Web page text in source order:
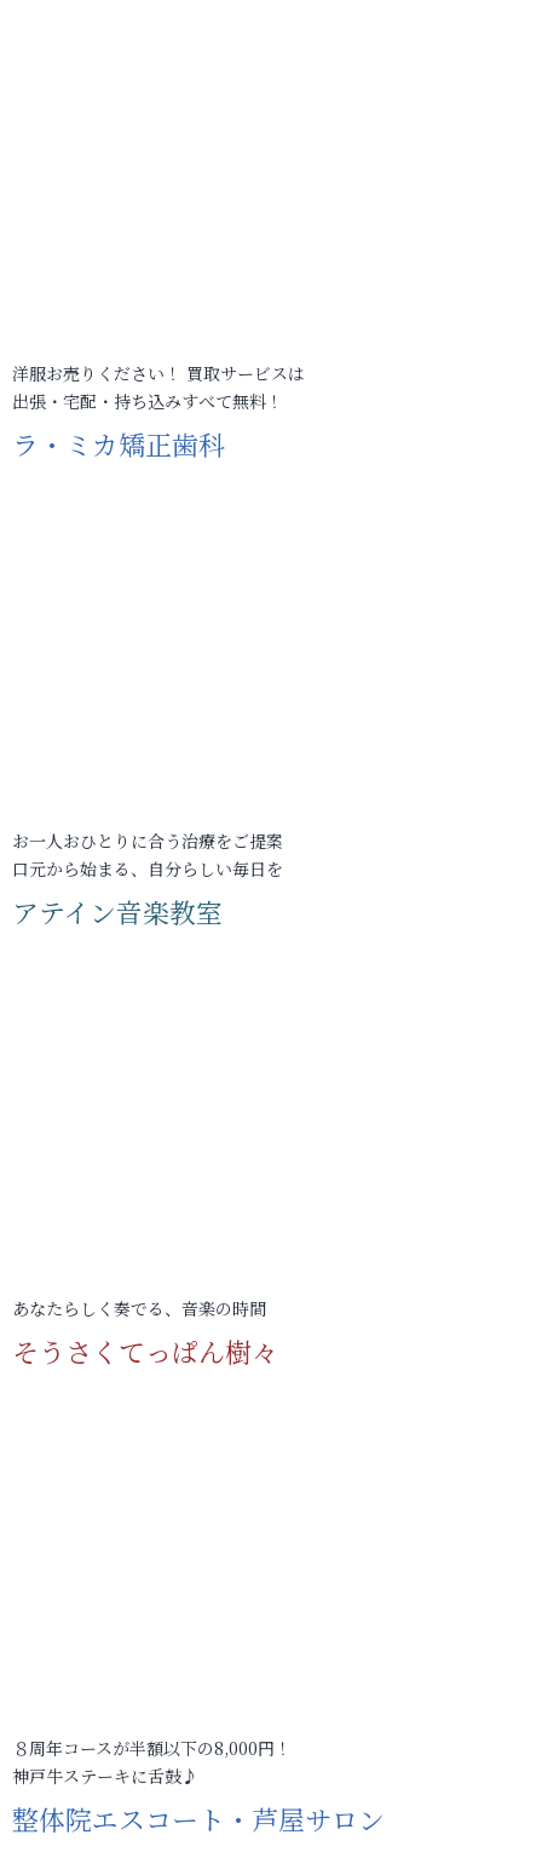
洋服お売りください！ 買取サービスは
出張・宅配・持ち込みすべて無料！
ラ・ミカ矯正歯科
お一人おひとりに合う治療をご提案
口元から始まる、自分らしい毎日を
アテイン音楽教室
あなたらしく奏でる、音楽の時間
そうさくてっぱん樹々
８周年コースが半額以下の8,000円！
神戸牛ステーキに舌鼓♪
整体院エスコート・芦屋サロン